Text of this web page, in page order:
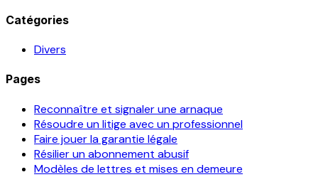
Catégories
Divers
Pages
Reconnaître et signaler une arnaque
Résoudre un litige avec un professionnel
Faire jouer la garantie légale
Résilier un abonnement abusif
Modèles de lettres et mises en demeure